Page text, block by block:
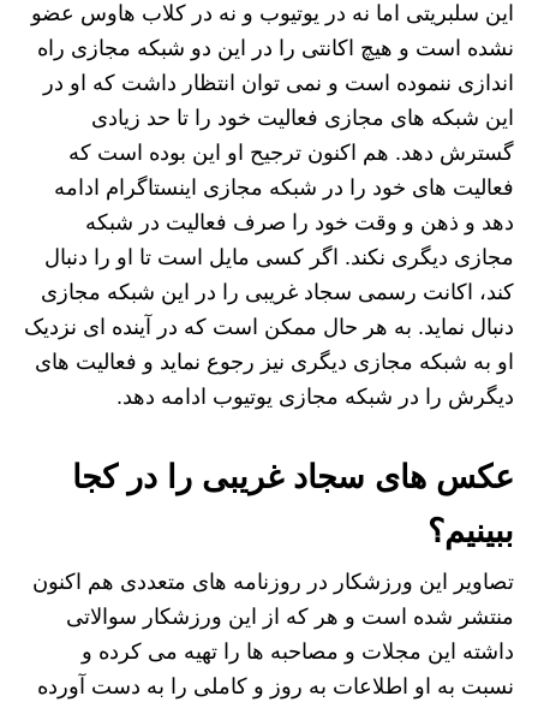
این سلبریتی اما نه در یوتیوب و نه در کلاب هاوس عضو
نشده است و هیچ اکانتی را در این دو شبکه مجازی راه
اندازی ننموده است و نمی توان انتظار داشت که او در
این شبکه های مجازی فعالیت خود را تا حد زیادی
گسترش دهد. هم اکنون ترجیح او این بوده است که
فعالیت های خود را در شبکه مجازی اینستاگرام ادامه
دهد و ذهن و وقت خود را صرف فعالیت در شبکه
مجازی دیگری نکند. اگر کسی مایل است تا او را دنبال
کند، اکانت رسمی سجاد غریبی را در این شبکه مجازی
دنبال نماید. به هر حال ممکن است که در آینده ای نزدیک
او به شبکه مجازی دیگری نیز رجوع نماید و فعالیت های
دیگرش را در شبکه مجازی یوتیوب ادامه دهد.
عکس های سجاد غریبی را در کجا
ببینیم؟
تصاویر این ورزشکار در روزنامه های متعددی هم اکنون
منتشر شده است و هر که از این ورزشکار سوالاتی
داشته این مجلات و مصاحبه ها را تهیه می کرده و
نسبت به او اطلاعات به روز و کاملی را به دست آورده